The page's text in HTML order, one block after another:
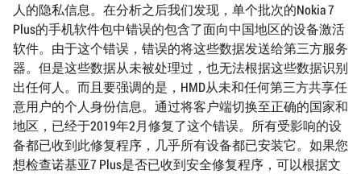
人的隐私信息。在分析之后我们发现，单个批次的Nokia 7
Plus的手机软件包中错误的包含了面向中国地区的设备激活
软件。由于这个错误，错误的将这些数据发送给第三方服务
器。但是这些数据从未被处理过，也无法根据这些数据识别
出任何人。而且要强调的是，HMD从未和任何第三方共享任
意用户的个人身份信息。通过将客户端切换至正确的国家和
地区，已经于2019年2月修复了这个错误。所有受影响的设
备都已收到此修复程序，几乎所有设备都已安装它。如果您
想检查诺基亚7 Plus是否已收到安全修复程序，可以根据文